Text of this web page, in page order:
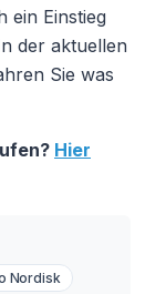
ein Einstieg
der aktuellen
Sie was
Hier
Nordisk